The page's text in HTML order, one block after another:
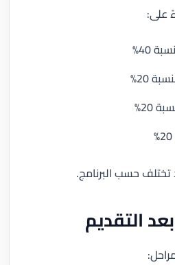
على:
40%
20%
20%
حسب البرنامج.
التقديم